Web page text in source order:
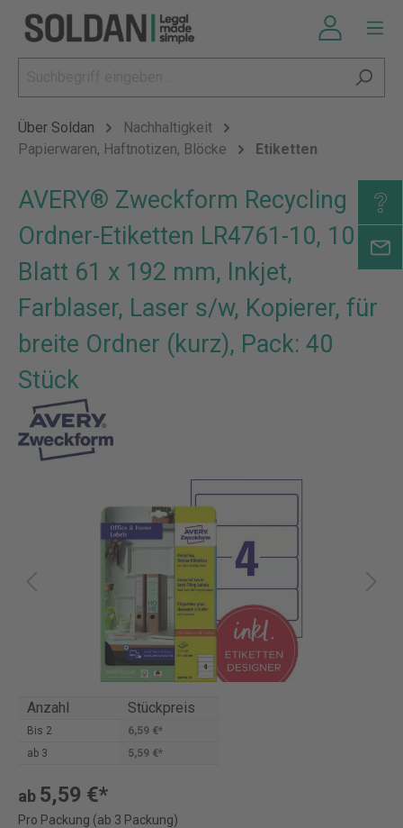
Über Soldan
Nachhaltigkeit
Papierwaren, Haftnotizen, Blöcke
Etiketten
AVERY® Zweckform Recycling
Ordner-Etiketten LR4761-10, 10
Blatt 61 x 192 mm, Inkjet,
Farblaser, Laser s/w, Kopierer, für
breite Ordner (kurz), Pack: 40
Stück
Anzahl Stückpreis
Bis 2
6,59 €*
ab 3 5,59 €*
ab 5,59 €*
Pro Packung (ab 3 Packung)